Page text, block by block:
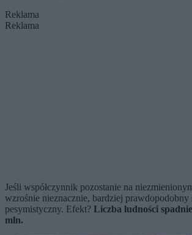
Reklama
Reklama
Jeśli współczynnik pozostanie na
wzrośnie nieznacznie, bardziej prawdopodobny
pesymistyczny. Efekt? Liczba ludności
mln.